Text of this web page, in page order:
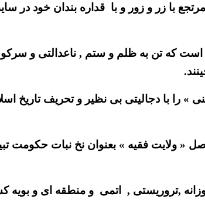
با زر و زور و با قداره بندان خود در
است که تن به ظلم و ستم , ناعدالتی و
را با دجالیتی بی نظیر و تحریف تاریخ
ولایت فقیه » بعنوان نخ نبات حکومت
,تروریستی , اتمی و منطقه ای و بویه